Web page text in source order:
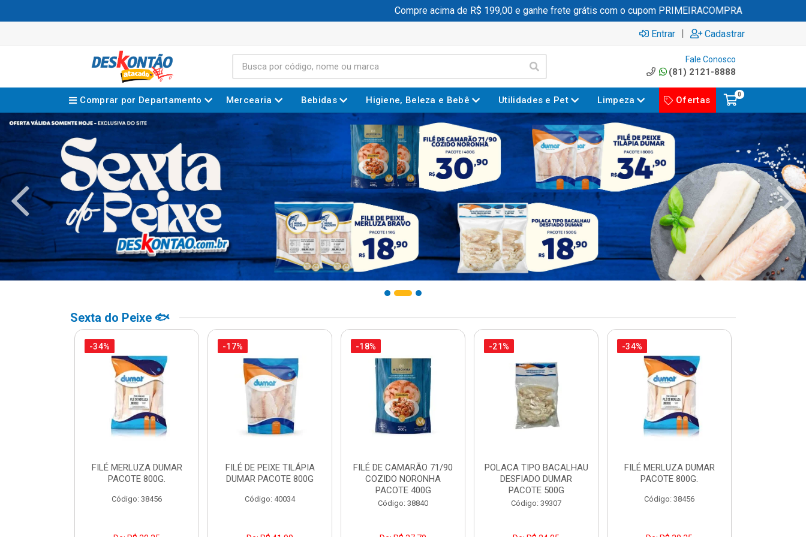
Compre acima de R$ 199,00 e ganhe frete grátis com o cupom PRIMEIRACOMPRA
Entrar | Cadastrar
Fale Conosco
(81) 2121-8888
Comprar por Departamento Mercearia Bebidas Higiene, Beleza e Bebê Utilidades e Pet Limpeza Ofertas
0
Sexta do Peixe 🐟
-34%
FILÉ MERLUZA DUMAR
PACOTE 800G.
Código: 38456
-17%
FILÉ DE PEIXE TILÁPIA
DUMAR PACOTE 800G
Código: 40034
-18%
FILÉ DE CAMARÃO 71/90
COZIDO NORONHA
PACOTE 400G
Código: 38840
-21%
POLACA TIPO BACALHAU
DESFIADO DUMAR
PACOTE 500G
Código: 39307
-34%
FILÉ MERLUZA DUMAR
PACOTE 800G.
Código: 38456